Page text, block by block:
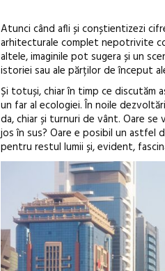
Atunci când afli și conștientizezi
arhitecturale complet nepotrivite
altele, imaginile pot sugera și un
istoriei sau ale părților de început
Și totuși, chiar în timp ce discutăm
un far al ecologiei. În noile
da, chiar și turnuri de vânt. Oare
jos în sus? Oare e posibil un astfel
pentru restul lumii și, evident,